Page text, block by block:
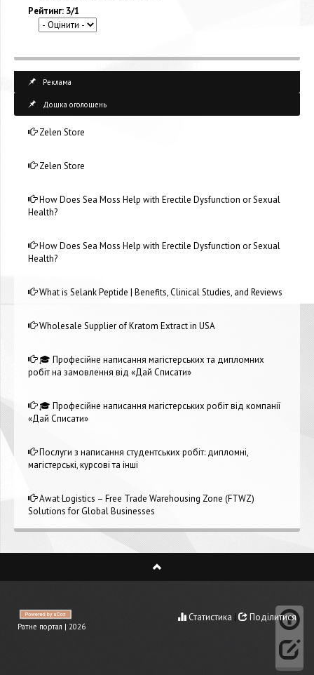
Рейтинг: 3/1
Реклама
Дошка оголошень
Zelen Store
Zelen Store
How Does Sea Moss Help with Erectile Dysfunction or Sexual
Health?
How Does Sea Moss Help with Erectile Dysfunction or Sexual
Health?
What is Selank Peptide | Benefits, Clinical Studies, and Reviews
Wholesale Supplier of Kratom Extract in USA
🎓 Професійне написання магістерських та дипломних
робіт на замовлення від «Дай Списати»
🎓 Професійне написання магістерських робіт від компанії
«Дай Списати»
Послуги з написання студентських робіт: дипломні,
магістерські, курсові та інші
Awat Logistics – Free Trade Warehousing Zone (FTWZ)
Solutions for Global Businesses
Ратне портал | 2026
Статистика | Поділитися